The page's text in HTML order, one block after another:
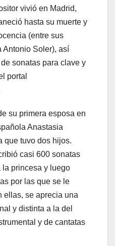
vivió en Madrid,
hasta su muerte y
(entre sus
Antonio Soler), así
sonatas para clave y
portal
su primera esposa en
Anastasia
que tuvo dos hijos.
casi 600 sonatas
princesa y luego
por las que se le
ellas, se aprecia una
y distinta a la del
y de cantatas